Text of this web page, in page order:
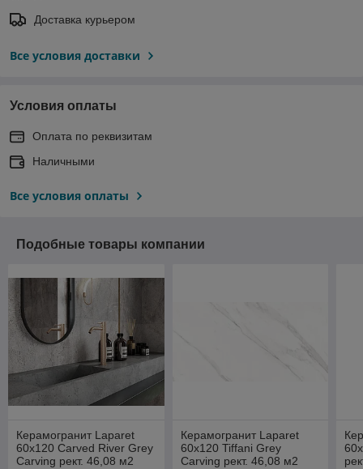
Доставка курьером
Все условия доставки
Условия оплаты
Оплата по реквизитам
Наличными
Все условия оплаты
Подобные товары компании
Керамогранит Laparet
60x120 Carved River Grey
Carving рект. 46,08 м2
Керамогранит Laparet
60x120 Tiffani Grey
Carving рект. 46,08 м2